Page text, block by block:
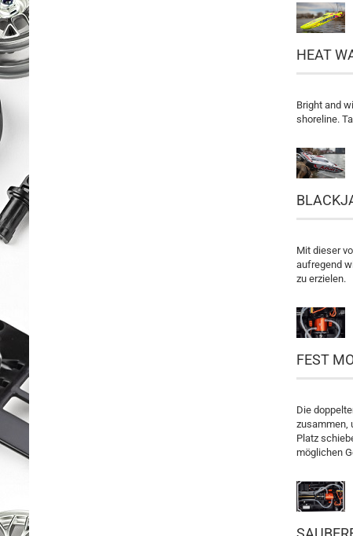
HEAT
Bright and
shoreline.
Mit dieser
aufregend
zu erzielen.
FEST
Die
zusammen,
Platz
möglichen